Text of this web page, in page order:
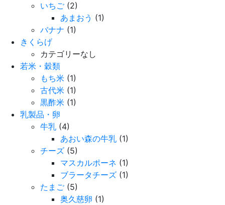
いちご (2)
あまおう (1)
バナナ (1)
きくらげ
カテゴリーなし
若米・穀類
もち米 (1)
古代米 (1)
黒酢米 (1)
乳製品・卵
牛乳 (4)
あおい森の牛乳 (1)
チーズ (5)
マスカルポーネ (1)
ブラータチーズ (1)
たまご (5)
奥久慈卵 (1)